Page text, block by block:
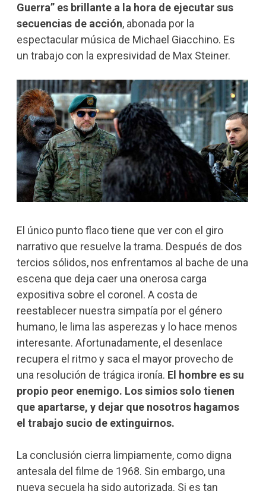
Guerra” es brillante a la hora de ejecutar sus
secuencias de acción, abonada por la
espectacular música de Michael Giacchino. Es
un trabajo con la expresividad de Max Steiner.
El único punto flaco tiene que ver con el giro
narrativo que resuelve la trama. Después de dos
tercios sólidos, nos enfrentamos al bache de una
escena que deja caer una onerosa carga
expositiva sobre el coronel. A costa de
reestablecer nuestra simpatía por el género
humano, le lima las asperezas y lo hace menos
interesante. Afortunadamente, el desenlace
recupera el ritmo y saca el mayor provecho de
una resolución de trágica ironía. El hombre es su
propio peor enemigo. Los simios solo tienen
que apartarse, y dejar que nosotros hagamos
el trabajo sucio de extinguirnos.
La conclusión cierra limpiamente, como digna
antesala del filme de 1968. Sin embargo, una
nueva secuela ha sido autorizada. Si es tan